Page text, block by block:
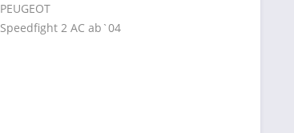
PEUGEOT
Speedfight 2 AC ab`04